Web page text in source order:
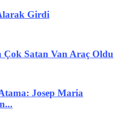
Girdi
Satan Van Araç Oldu
Josep Maria